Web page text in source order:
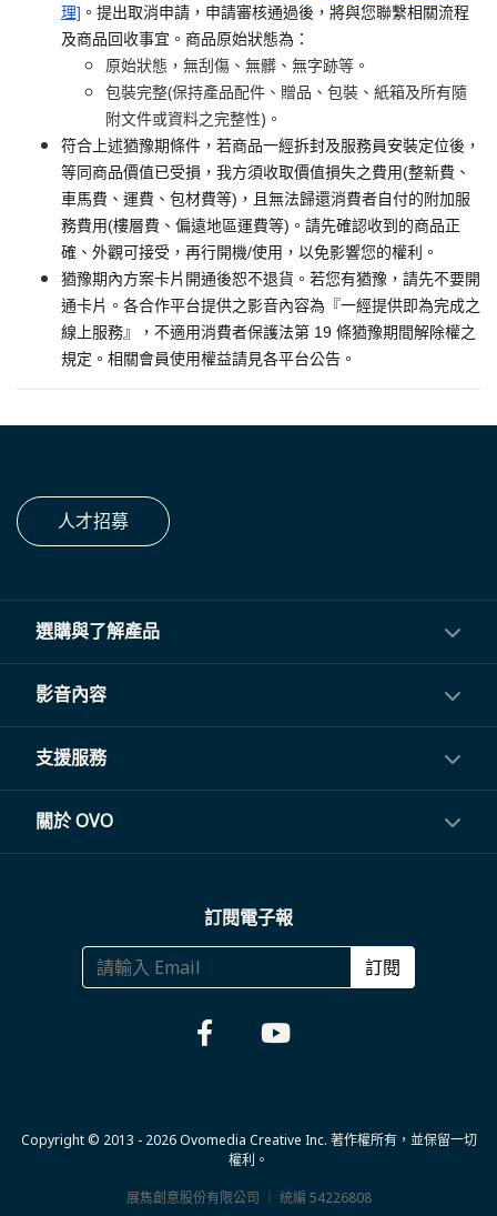
理] 。提出取消申請，申請審核通過後，將與您聯繫相關流程
及商品回收事宜。商品原始狀態為：
原始狀態，無刮傷、無髒、無字跡等。
包裝完整(保持產品配件、贈品、包裝、紙箱及所有隨
附文件或資料之完整性)。
符合上述猶豫期條件，若商品一經拆封及服務員安裝定位後，
等同商品價值已受損，我方須收取價值損失之費用(整新費、
車馬費、運費、包材費等)，且無法歸還消費者自付的附加服
務費用(樓層費、偏遠地區運費等)。請先確認收到的商品正
確、外觀可接受，再行開機/使用，以免影響您的權利。
猶豫期內方案卡片開通後恕不退貨。若您有猶豫，請先不要開
通卡片。各合作平台提供之影音內容為『一經提供即為完成之
線上服務』，不適用消費者保護法第 19 條猶豫期間解除權之
規定。相關會員使用權益請見各平台公告。
人才招募
選購與了解產品
投影機
閨蜜機與電視
電視盒與周邊
福利品專區
影音內容
影音訂閱
支援服務
常見問題
哪裡購買
關於 OVO
訂閱電子報
訂閱
Copyright © 2013 - 2026 Ovomedia Creative Inc. 著作權所有，並保留一切
權利。
展雋創意股份有限公司 ｜ 統編 54226808